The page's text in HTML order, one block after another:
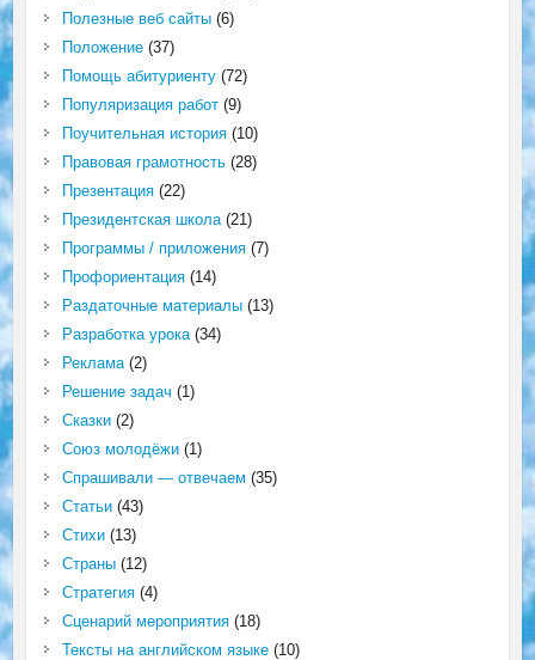
Полезные веб сайты(6)
Положение(37)
Помощь абитуриенту(72)
Популяризация работ(9)
Поучительная история(10)
Правовая грамотность(28)
Презентация(22)
Президентская школа(21)
Программы / приложения(7)
Профориентация(14)
Раздаточные материалы(13)
Разработка урока(34)
Реклама(2)
Решение задач (1)
Сказки(2)
Союз молодёжи(1)
Спрашивали — отвечаем (35)
Статьи(43)
Стихи(13)
Страны(12)
Стратегия(4)
Сценарий мероприятия(18)
Тексты на английском языке(10)